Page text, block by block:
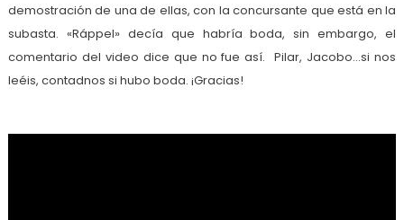
demostración de una de ellas, con la concursante que está en la
subasta. «Ráppel» decía que habría boda, sin embargo, el
comentario del video dice que no fue así. Pilar, Jacobo…si nos
leéis, contadnos si hubo boda. ¡Gracias!